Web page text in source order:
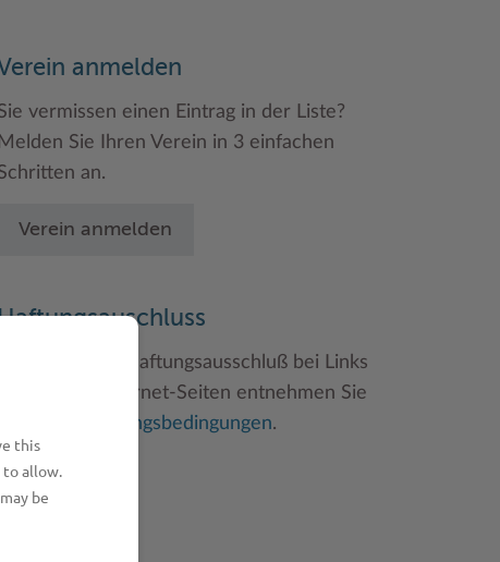
anmelden
vermissen einen Eintrag in der Liste?
Melden Sie Ihren Verein in 3 einfachen
an.
Verein anmelden
Hinweise zum Haftungsausschluß bei Links
zu anderen Internet-Seiten entnehmen Sie
Nutzungsbedingungen.
this
allow.
be